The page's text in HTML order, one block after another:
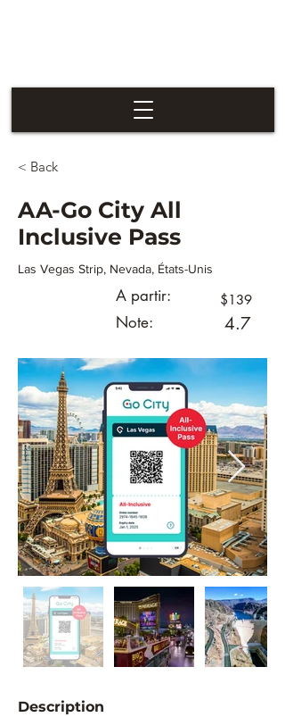
< Back
AA-Go City All
Inclusive Pass
Las Vegas Strip, Nevada, États-Unis
A partir:
Note:
$139
4.7
Description